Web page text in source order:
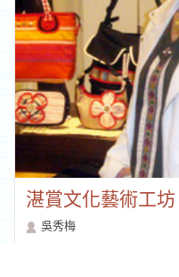
湛賞文化藝術工坊
吳秀梅